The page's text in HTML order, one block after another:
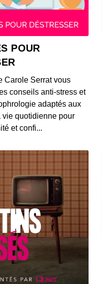
POUR
Carole Serrat vous
conseils anti-stress et
adaptés aux
vie quotidienne pour
et confi...